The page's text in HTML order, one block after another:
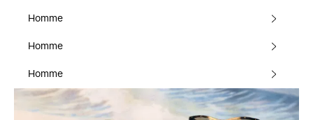
Homme
Homme
Homme